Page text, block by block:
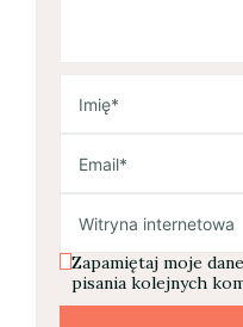
Zapamiętaj moje
pisania kolejnych